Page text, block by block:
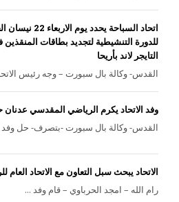
اتحاد السباحة يحدد
للدورة التنشيطية لتجديد بطاقات
التايجر لاند بأريحا
القدس- وكالة بال سبورت – وجه رئيس
وفد الاتحاد يكرم الرياضي المقدسي
القدس- وكالة بال سبورت -بتصرف- حل وفد
الاتحاد يبحث سبل التعاون مع الاتحاد العام
رام الله – امجد الحرباوي – قام وفد ...